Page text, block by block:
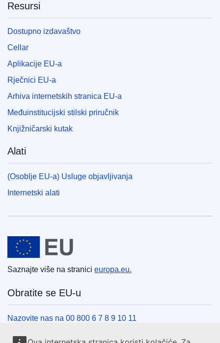
Resursi
Dostupno izdavaštvo
Cellar
Aplikacije EU-a
Rječnici EU-a
Arhiva internetskih stranica EU-a
Međuinstitucijski stilski priručnik
Knjižničarski kutak
Alati
(Osoblje EU-a) Usluge objavljivanja
Internetski alati
Europska unija
Saznajte više na stranici europa.eu.
Obratite se EU-u
Nazovite nas na 00 800 6 7 8 9 10 11
Uspostavite telefonsku vezu na drugi način